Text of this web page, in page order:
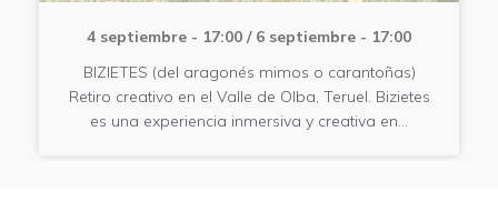
4 septiembre - 17:00 / 6 septiembre - 17:00
BIZIETES (del aragonés mimos o carantoñas)
Retiro creativo en el Valle de Olba, Teruel. Bizietes
es una experiencia inmersiva y creativa en…